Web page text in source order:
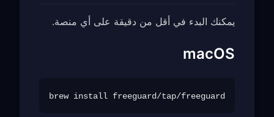
يمكنك البدء في أقل من دقيقة على أي منصة.
macOS
brew install freeguard/tap/freeguard